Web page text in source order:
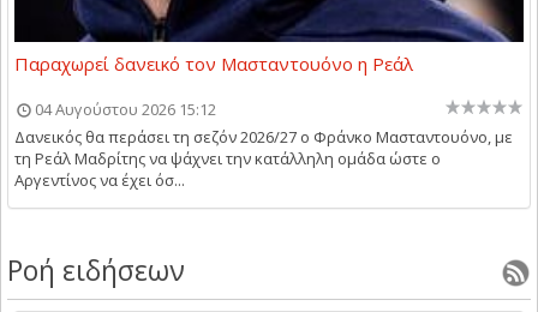
Παραχωρεί δανεικό τον Μασταντουόνο η Ρεάλ
04 Αυγούστου 2026 15:12
Δανεικός θα περάσει τη σεζόν 2026/27 ο Φράνκο Μασταντουόνο, με
τη Ρεάλ Μαδρίτης να ψάχνει την κατάλληλη ομάδα ώστε ο
Αργεντίνος να έχει όσ...
Ροή ειδήσεων